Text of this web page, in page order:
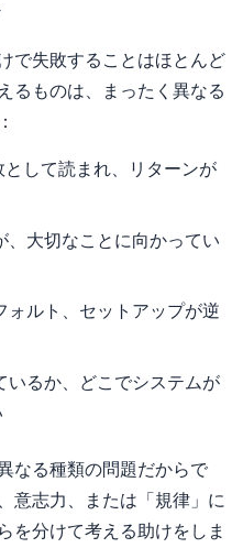
で失敗することはほとんど
るものは、まったく異なる
として読まれ、リターンが
、大切なことに向かってい
ォルト、セットアップが逆
いるか、どこでシステムが
なる種類の問題だからで
意志力、または「規律」に
を分けて考える助けをしま